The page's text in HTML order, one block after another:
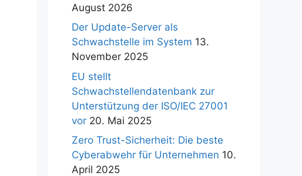
August 2026
Der Update-Server als
Schwachstelle im System 13.
November 2025
EU stellt
Schwachstellendatenbank zur
Unterstützung der ISO/IEC 27001
vor 20. Mai 2025
Zero Trust-Sicherheit: Die beste
Cyberabwehr für Unternehmen 10.
April 2025